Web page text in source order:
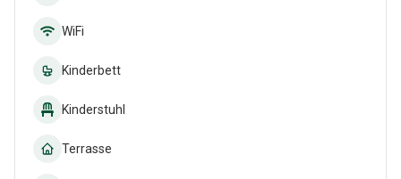
WiFi
Kinderbett
Kinderstuhl
Terrasse